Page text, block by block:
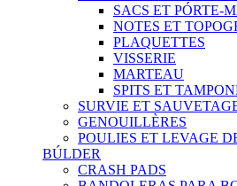
SACS ET PÓRTE-
NOTES ET
PLAQUETTES
VISSERIE
MARTEAU
SPITS ET
SURVIE ET
GENOUILLÈRES
POULIES ET LEVAGE
BÚLDER
CRASH PADS